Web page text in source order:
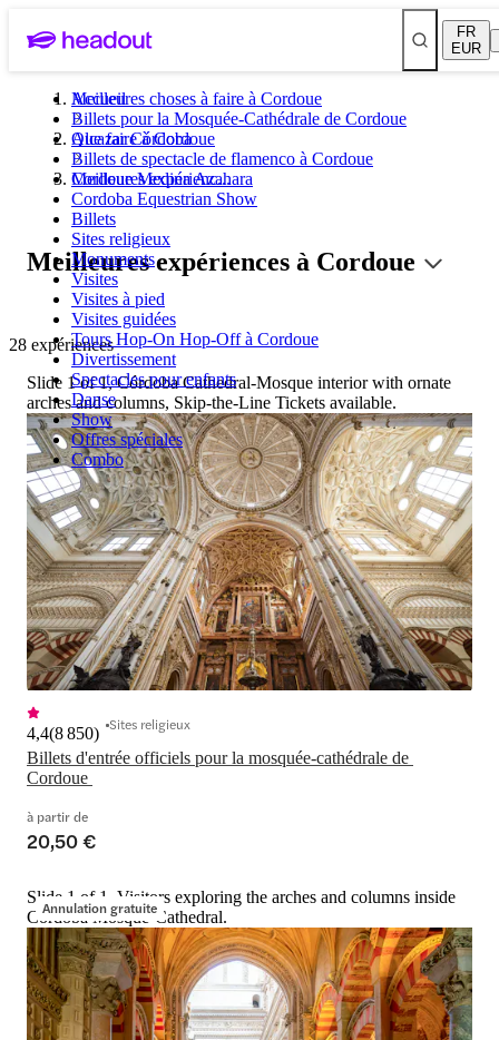
FR
EUR
Meilleures choses à faire à Cordoue
Billets pour la Mosquée-Cathédrale de Cordoue
Alcazar Córdoba
Billets de spectacle de flamenco à Cordoue
Cordoue Medina Azahara
Cordoba Equestrian Show
Billets
Sites religieux
Monuments
Visites
Visites à pied
Visites guidées
Tours Hop-On Hop-Off à Cordoue
Divertissement
Spectacles pour enfants
Danse
Show
Offres spéciales
Combo
Accueil
Que faire à Cordoue
Meilleures expérienc...
Meilleures expériences à Cordoue
28 expériences
Slide 1 of 1, Córdoba Cathedral-Mosque interior with ornate
arches and columns, Skip-the-Line Tickets available.
Billets d'entrée officiels pour la mosquée-cathédrale de
4,4(8 850) Sites religieux
à partir de
20,50 €
Annulation gratuite
Slide 1 of 1, Visitors exploring the arches and columns inside
Cordoba Mosque-Cathedral.